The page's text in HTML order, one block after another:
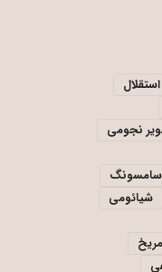
استقلال
نجومی
سامسونگ
شیائومی
مریخ